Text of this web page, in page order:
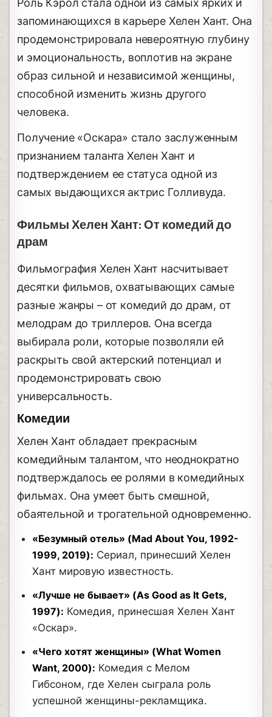
запоминающихся в карьере Хелен Хант. Она
продемонстрировала невероятную глубину
и эмоциональность, воплотив на экране
образ сильной и независимой женщины,
способной изменить жизнь другого
человека.
Получение «Оскара» стало заслуженным
признанием таланта Хелен Хант и
подтверждением ее статуса одной из
самых выдающихся актрис Голливуда.
Фильмы Хелен Хант: От комедий до
драм
Фильмография Хелен Хант насчитывает
десятки фильмов, охватывающих самые
разные жанры – от комедий до драм, от
мелодрам до триллеров. Она всегда
выбирала роли, которые позволяли ей
раскрыть свой актерский потенциал и
продемонстрировать свою
универсальность.
Комедии
Хелен Хант обладает прекрасным
комедийным талантом, что неоднократно
подтверждалось ее ролями в комедийных
фильмах. Она умеет быть смешной,
обаятельной и трогательной одновременно.
«Безумный отель» (Mad About You, 1992-
1999, 2019): Сериал, принесший Хелен
Хант мировую известность.
«Лучше не бывает» (As Good as It Gets,
1997): Комедия, принесшая Хелен Хант
«Оскар».
«Чего хотят женщины» (What Women
Want, 2000): Комедия с Мелом
Гибсоном, где Хелен сыграла роль
успешной женщины-рекламщика.